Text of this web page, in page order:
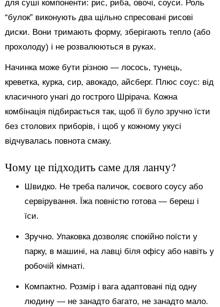
для суші компоненти: рис, риба, овочі, соуси. Роль
“булок” виконують два щільно спресовані рисові
диски. Вони тримають форму, зберігають тепло (або
прохолоду) і не розвалюються в руках.
Начинка може бути різною — лосось, тунець,
креветка, курка, сир, авокадо, айсберг. Плюс соус: від
класичного унагі до гострого Шрірача. Кожна
комбінація підбирається так, щоб її було зручно їсти
без столових приборів, і щоб у кожному укусі
відчувалась повнота смаку.
Чому це підходить саме для ланчу?
Швидко. Не треба паличок, соєвого соусу або
сервірування. Їжа повністю готова — береш і
їси.
Зручно. Упаковка дозволяє спокійно поїсти у
парку, в машині, на лавці біля офісу або навіть у
робочій кімнаті.
Компактно. Розмір і вага адаптовані під одну
людину — не занадто багато, не занадто мало.